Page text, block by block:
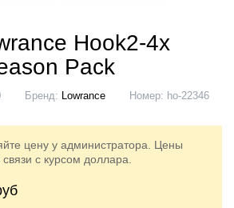
Hook2-4x
Pack
Бренд: Lowrance Номер: ho-22346
цену у администратора. Цены
с курсом доллара.